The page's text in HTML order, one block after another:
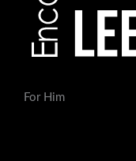
For Him